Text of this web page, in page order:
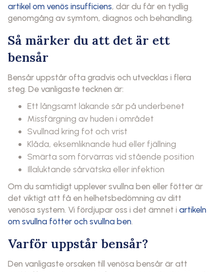
artikel om venös insufficiens, där du får en tydlig
genomgång av symtom, diagnos och behandling.
Så märker du att det är ett
bensår
Bensår uppstår ofta gradvis och utvecklas i flera
steg. De vanligaste tecknen är:
Ett långsamt läkande sår på underbenet
Missfärgning av huden i området
Svullnad kring fot och vrist
Klåda, eksemliknande hud eller fjällning
Smärta som förvärras vid stående position
Illaluktande sårvätska eller infektion
Om du samtidigt upplever svullna ben eller fötter är
det viktigt att få en helhetsbedömning av ditt
venösa system. Vi fördjupar oss i det ämnet i artikeln
om svullna fötter och svullna ben.
Varför uppstår bensår?
Den vanligaste orsaken till venösa bensår är att